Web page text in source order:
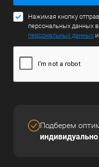
Нажимая кнопку
персональных данных в
персональных данных и
Подберем
индивидуально